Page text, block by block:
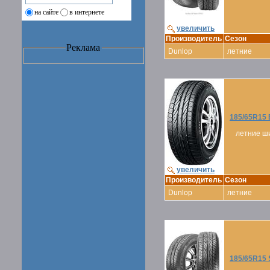
на сайте в интернете
Реклама
увеличить
Производитель Сезон
Dunlop
летние
увеличить
185/65R15
летние
Производитель Сезон
Dunlop
летние
185/65R15